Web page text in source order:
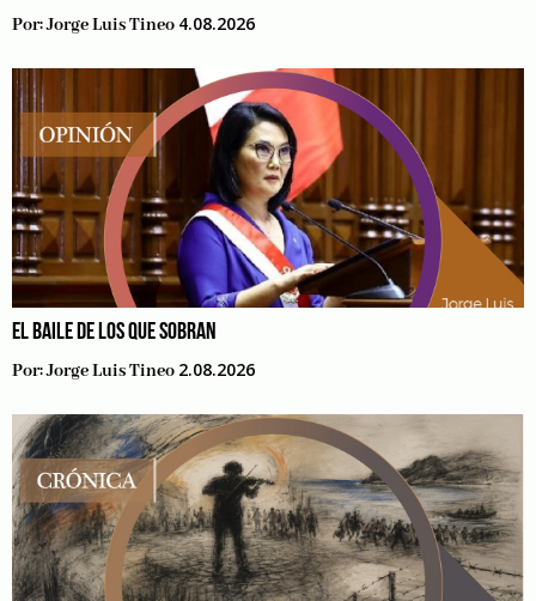
Por:Jorge Luis Tineo 4.08.2026
EL BAILE DE LOS QUE SOBRAN
Por:Jorge Luis Tineo 2.08.2026